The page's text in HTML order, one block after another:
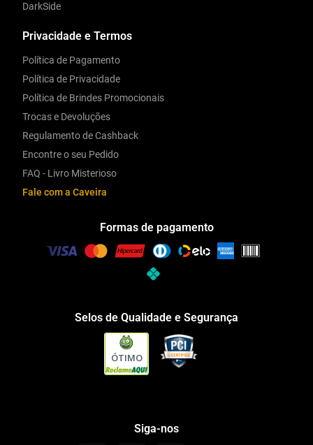
Privacidade e Termos
Política de Pagamento
Política de Privacidade
Política de Brindes Promocionais
Trocas e Devoluções
Regulamento de Cashback
Encontre o seu Pedido
FAQ - Livro Misterioso
Fale com a Caveira
DarkSide
Formas de pagamento
Selos de Qualidade e Segurança
ÓTIMO
Siga-nos